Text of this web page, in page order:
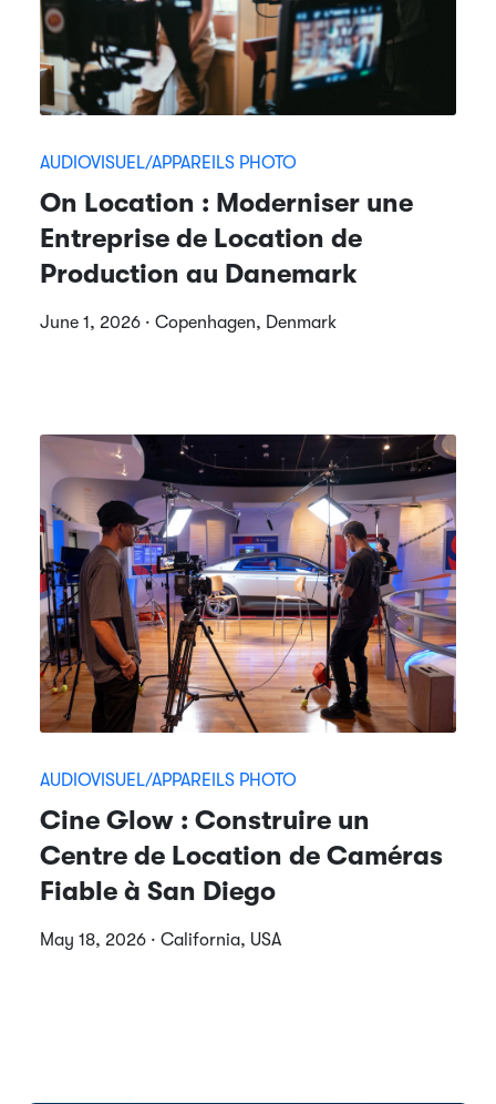
AUDIOVISUEL/APPAREILS PHOTO
On Location : Moderniser une
Entreprise de Location de
Production au Danemark
June 1, 2026 · Copenhagen, Denmark
AUDIOVISUEL/APPAREILS PHOTO
Cine Glow : Construire un
Centre de Location de Caméras
Fiable à San Diego
May 18, 2026 · California, USA